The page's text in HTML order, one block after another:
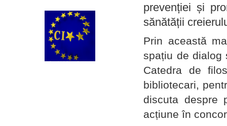
prevenției și
sănătății
Prin această
spațiu de dialog
Catedra de
bibliotecari,
discuta despre
acțiune în